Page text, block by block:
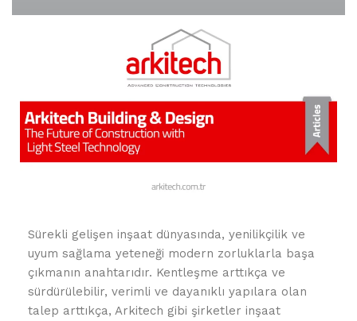
Sürekli gelişen inşaat dünyasında, yenilikçilik ve
uyum sağlama yeteneği modern zorluklarla başa
çıkmanın anahtarıdır. Kentleşme arttıkça ve
sürdürülebilir, verimli ve dayanıklı yapılara olan
talep arttıkça, Arkitech gibi şirketler inşaat